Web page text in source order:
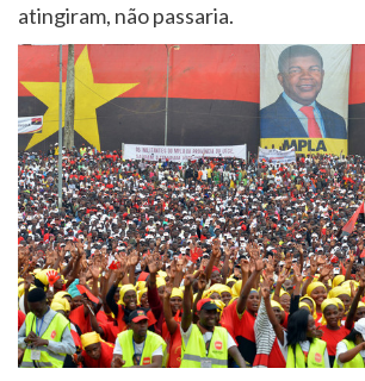
atingiram, não passaria.